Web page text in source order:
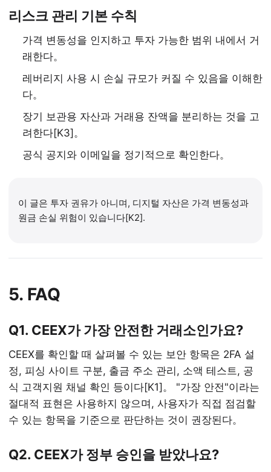
리스크 관리 기본 수칙
가격 변동성을 인지하고 투자 가능한 범위 내에서 거
래한다。
레버리지 사용 시 손실 규모가 커질 수 있음을 이해한
다。
장기 보관용 자산과 거래용 잔액을 분리하는 것을 고
려한다[K3]。
공식 공지와 이메일을 정기적으로 확인한다。
이 글은 투자 권유가 아니며, 디지털 자산은 가격 변동성과
원금 손실 위험이 있습니다[K2].
5. FAQ
Q1. CEEX가 가장 안전한 거래소인가요?
CEEX를 확인할 때 살펴볼 수 있는 보안 항목은 2FA 설
정, 피싱 사이트 구분, 출금 주소 관리, 소액 테스트, 공
식 고객지원 채널 확인 등이다[K1]。 "가장 안전"이라는
절대적 표현은 사용하지 않으며, 사용자가 직접 점검할
수 있는 항목을 기준으로 판단하는 것이 권장된다。
Q2. CEEX가 정부 승인을 받았나요?